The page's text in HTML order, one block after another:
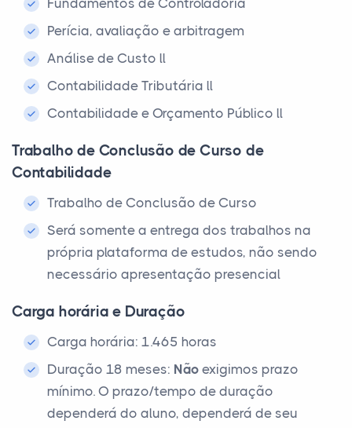
Fundamentos de Controladoria
Perícia, avaliação e arbitragem
Análise de Custo ll
Contabilidade Tributária ll
Contabilidade e Orçamento Público ll
Trabalho de Conclusão de Curso de
Contabilidade
Trabalho de Conclusão de Curso
Será somente a entrega dos trabalhos na
própria plataforma de estudos, não sendo
necessário apresentação presencial
Carga horária e Duração
Carga horária: 1.465 horas
Duração 18 meses: Não exigimos prazo
mínimo. O prazo/tempo de duração
dependerá do aluno, dependerá de seu